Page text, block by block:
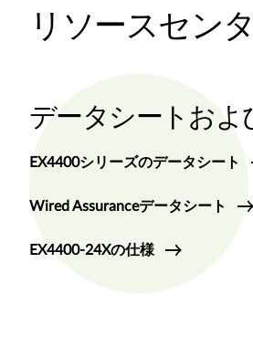
リソースセン
データシートおよ
EX4400シリーズのデータシート
Wired Assuranceデータシート
EX4400-24Xの仕様